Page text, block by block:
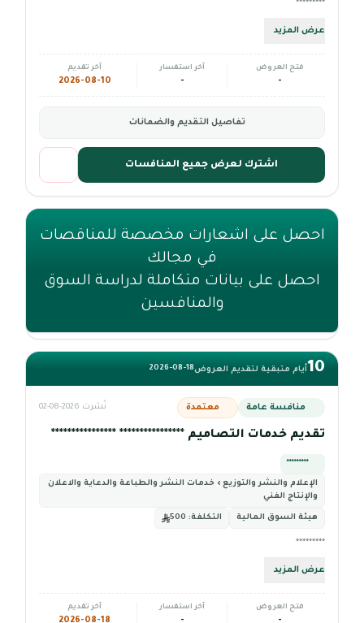
*********
عرض المزيد
فتح العروض
-
آخر استفسار
-
آخر تقديم
2026-08-10
تفاصيل التقديم والضمانات
اشترك لعرض جميع المنافسات
احصل على اشعارات مخصصة للمناقصات
في مجالك
احصل على بيانات متكاملة لدراسة السوق
والمنافسين
10أيام متبقية لتقديم العروض2026-08-18
منافسة عامة معتمدة نُشرت 2026-08-02
تقديم خدمات التصاميم **************** ****************
*********
الإعلام والنشر والتوزيع › خدمات النشر والطباعة والدعاية والاعلان
والإنتاج الفني
هيئة السوق المالية التكلفة:
*********
عرض المزيد
فتح العروض
-
آخر استفسار
-
آخر تقديم
2026-08-18